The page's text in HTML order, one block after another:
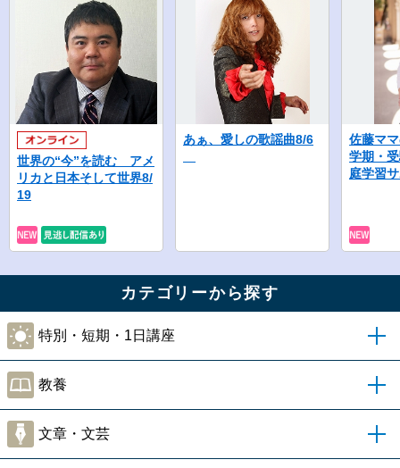
世界の“今”を読む アメ
リカと日本そして世界8/
19
あぁ、愛しの歌謡曲8/6
佐藤マ
学期・
庭学習
カテゴリーから探す
特別・短期・1日講座
教養
文章・文芸